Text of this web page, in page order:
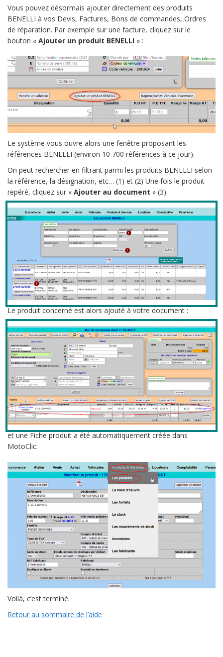
Vous pouvez désormais ajouter directement des produits
BENELLI à vos Devis, Factures, Bons de commandes, Ordres
de réparation. Par exemple sur une facture, cliquez sur le
bouton « Ajouter un produit BENELLI » :
Le système vous ouvre alors une fenêtre proposant les
références BENELLI (environ 10 700 références à ce jour).
On peut rechercher en filtrant parmi les produits BENELLI selon
la référence, la désignation, etc… (1) et (2) Une fois le produit
repéré, cliquez sur « Ajouter au document » (3) :
Le produit concerné est alors ajouté à votre document :
et une Fiche produit a été automatiquement créée dans
MotoClic:
Voilà, c’est terminé.
Retour au sommaire de l’aide